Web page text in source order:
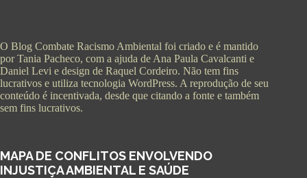
O Blog Combate Racismo Ambiental foi criado e é mantido
por Tania Pacheco, com a ajuda de Ana Paula Cavalcanti e
Daniel Levi e design de Raquel Cordeiro. Não tem fins
lucrativos e utiliza tecnologia WordPress. A reprodução de seu
conteúdo é incentivada, desde que citando a fonte e também
sem fins lucrativos.
MAPA DE CONFLITOS ENVOLVENDO
INJUSTIÇA AMBIENTAL E SAÚDE